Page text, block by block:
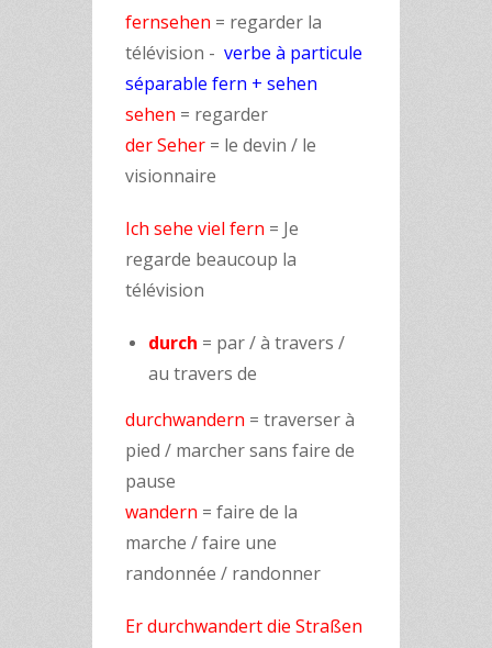
fernsehen = regarder la
télévision - verbe à particule
séparable fern + sehen
sehen = regarder
der Seher = le devin / le
visionnaire
Ich sehe viel fern = Je
regarde beaucoup la
télévision
durch = par / à travers /
au travers de
durchwandern = traverser à
pied / marcher sans faire de
pause
wandern = faire de la
marche / faire une
randonnée / randonner
Er durchwandert die Straßen